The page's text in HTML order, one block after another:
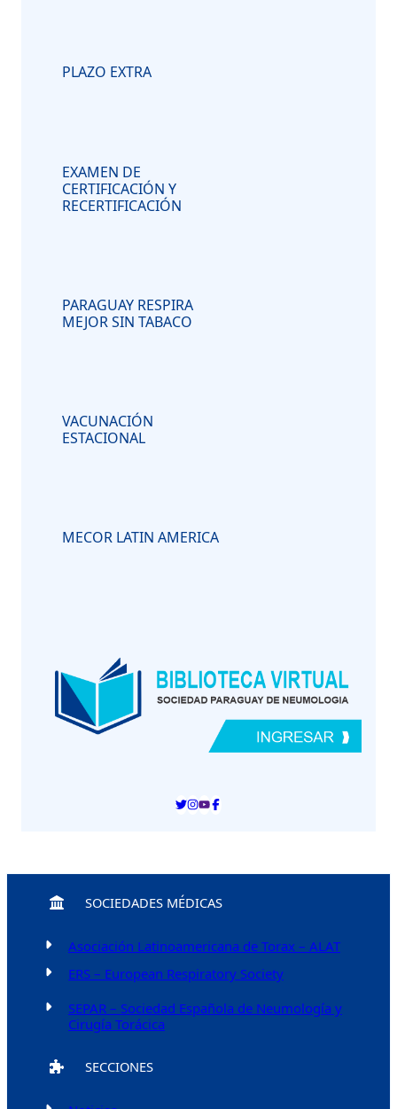
PLAZO EXTRA
EXAMEN DE
CERTIFICACIÓN Y
RECERTIFICACIÓN
PARAGUAY RESPIRA
MEJOR SIN TABACO
VACUNACIÓN
ESTACIONAL
MECOR LATIN AMERICA
SOCIEDADES MÉDICAS
Asociación Latinoamericana de Torax – ALAT
ERS – European Respiratory Society
SEPAR – Sociedad Española de Neumología y
Cirugía Torácica
SECCIONES